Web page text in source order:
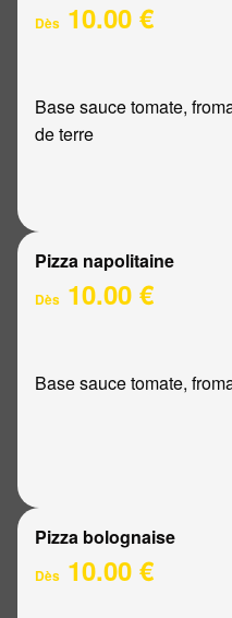
Dès 10.00 €
Base sauce tomate,
de terre
Pizza napolitaine
Dès 10.00 €
Base sauce tomate,
Pizza bolognaise
Dès 10.00 €